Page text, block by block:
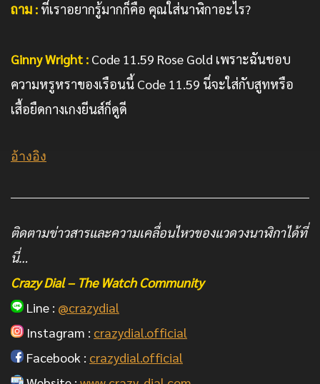
ถาม : ที่เราอยากรู้มากก็คือ คุณใส่นาฬิกาอะไร?
Ginny Wright : Code 11.59 Rose Gold เพราะฉันชอบ
ความหรูหราของเรือนนี้ Code 11.59 นี่จะใส่กับสูทหรือ
เสื้อยืดกางเกงยีนส์ก็ดูดี
อ้างอิง
ติดตามข่าวสารและความเคลื่อนไหวของแวดวงนาฬิกาได้ที่
นี่…
Crazy Dial – The Watch Community
Line : @crazydial
Instagram : crazydial.official
Facebook : crazydial.official